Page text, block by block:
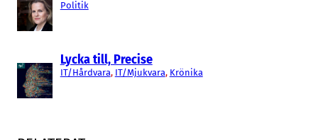
Politik
Lycka till, Precise
IT/Hårdvara, IT/Mjukvara, Krönika